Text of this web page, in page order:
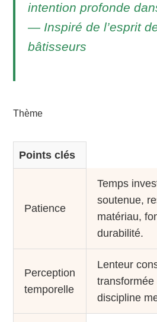
intention profonde
— Inspiré de l’esprit
bâtisseurs
Thème
Points clés
Patience
Temps
soutenue,
matériau,
durabilité.
Perception
temporelle
Lenteur
transformée
discipline